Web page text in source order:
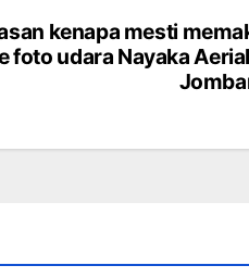
kenapa mesti
foto udara Nayaka